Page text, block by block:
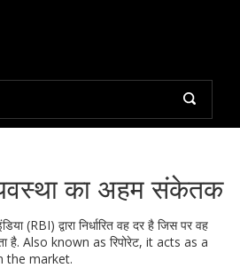
का अहम संकेतक
(RBI) द्वारा निर्धारित वह दर है जिस पर वह
है. Also known as रिपोरेट, it acts as a
the market.